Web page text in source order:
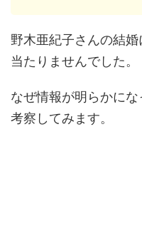
野木亜紀子さんの結
当たりませんでした。
なぜ情報が明らかに
考察してみます。